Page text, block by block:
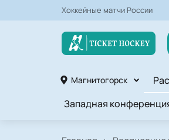
Хоккейные матчи России
Магнитогорск
Западная